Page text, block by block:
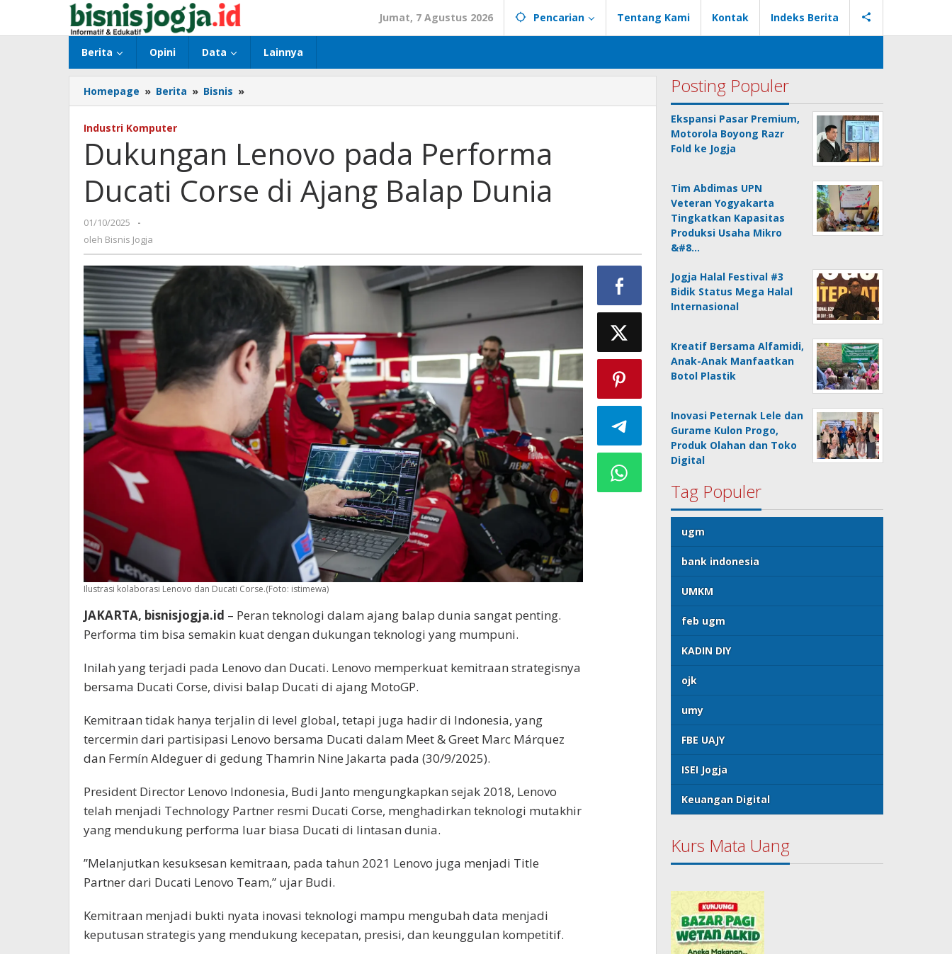
konten
Jumat, 7 Agustus 2026 Pencarian Tentang Kami Kontak Indeks Berita
Berita Opini Data Lainnya
Homepage » Berita » Bisnis »
Lenovo
Ducati
Corse
Ajang
Industri Komputer
Dukungan Lenovo pada Performa
Ducati Corse di Ajang Balap Dunia
01/10/2025
oleh
Bisnis
Jogja
-
oleh Bisnis Jogja
Ilustrasi kolaborasi Lenovo dan Ducati Corse.(Foto: istimewa)
JAKARTA, bisnisjogja.id – Peran teknologi dalam ajang balap dunia sangat penting.
Performa tim bisa semakin kuat dengan dukungan teknologi yang mumpuni.
Inilah yang terjadi pada Lenovo dan Ducati. Lenovo memperkuat kemitraan strategisnya
bersama Ducati Corse, divisi balap Ducati di ajang MotoGP.
Kemitraan tidak hanya terjalin di level global, tetapi juga hadir di Indonesia, yang
tercermin dari partisipasi Lenovo bersama Ducati dalam Meet & Greet Marc Márquez
dan Fermín Aldeguer di gedung Thamrin Nine Jakarta pada (30/9/2025).
President Director Lenovo Indonesia, Budi Janto mengungkapkan sejak 2018, Lenovo
telah menjadi Technology Partner resmi Ducati Corse, menghadirkan teknologi mutakhir
yang mendukung performa luar biasa Ducati di lintasan dunia.
”Melanjutkan kesuksesan kemitraan, pada tahun 2021 Lenovo juga menjadi Title
Partner dari Ducati Lenovo Team,” ujar Budi.
Kemitraan menjadi bukti nyata inovasi teknologi mampu mengubah data menjadi
keputusan strategis yang mendukung kecepatan, presisi, dan keunggulan kompetitif.
Posting Populer
Ekspansi Pasar Premium,
Motorola Boyong Razr
Fold ke Jogja
Tim Abdimas UPN
Veteran Yogyakarta
Tingkatkan Kapasitas
Produksi Usaha Mikro
&#8…
Jogja Halal Festival #3
Bidik Status Mega Halal
Internasional
Kreatif Bersama Alfamidi,
Anak-Anak Manfaatkan
Botol Plastik
Inovasi Peternak Lele dan
Gurame Kulon Progo,
Produk Olahan dan Toko
Digital
Tag Populer
ugm
bank indonesia
UMKM
feb ugm
KADIN DIY
ojk
umy
FBE UAJY
ISEI Jogja
Keuangan Digital
Kurs Mata Uang